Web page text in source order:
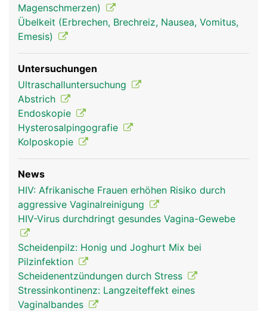
Magenschmerzen)
Übelkeit (Erbrechen, Brechreiz, Nausea, Vomitus,
Emesis)
Untersuchungen
Ultraschalluntersuchung
Abstrich
Endoskopie
Hysterosalpingografie
Kolposkopie
News
HIV: Afrikanische Frauen erhöhen Risiko durch
aggressive Vaginalreinigung
HIV-Virus durchdringt gesundes Vagina-Gewebe
Scheidenpilz: Honig und Joghurt Mix bei
Pilzinfektion
Scheidenentzündungen durch Stress
Stressinkontinenz: Langzeiteffekt eines
Vaginalbandes